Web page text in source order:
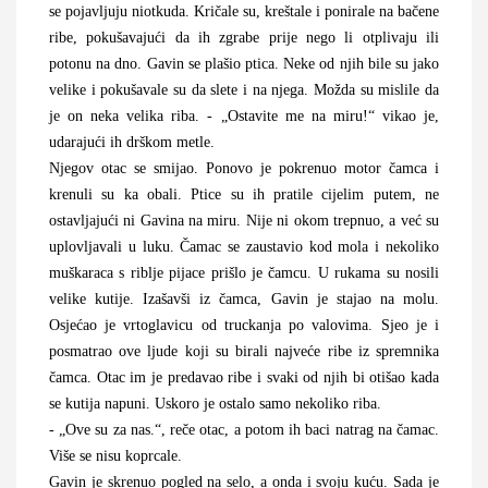
se pojavljuju niotkuda. Kričale su, kreštale i ponirale na bačene
ribe, pokušavajući da ih zgrabe prije nego li otplivaju ili
potonu na dno. Gavin se plašio ptica. Neke od njih bile su jako
velike i pokušavale su da slete i na njega. Možda su mislile da
je on neka velika riba. - „Ostavite me na miru!“ vikao je,
udarajući ih drškom metle.
Njegov otac se smijao. Ponovo je pokrenuo motor čamca i
krenuli su ka obali. Ptice su ih pratile cijelim putem, ne
ostavljajući ni Gavina na miru. Nije ni okom trepnuo, a već su
uplovljavali u luku. Čamac se zaustavio kod mola i nekoliko
muškaraca s riblje pijace prišlo je čamcu. U rukama su nosili
velike kutije. Izašavši iz čamca, Gavin je stajao na molu.
Osjećao je vrtoglavicu od truckanja po valovima. Sjeo je i
posmatrao ove ljude koji su birali najveće ribe iz spremnika
čamca. Otac im je predavao ribe i svaki od njih bi otišao kada
se kutija napuni. Uskoro je ostalo samo nekoliko riba.
- „Ove su za nas.“, reče otac, a potom ih baci natrag na čamac.
Više se nisu koprcale.
Gavin je skrenuo pogled na selo, a onda i svoju kuću. Sada je